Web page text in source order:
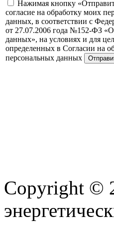
Нажимая кнопку
согласие на обработку моих
данных, в соответствии с
от 27.07.2006 года №152-ФЗ
данных», на условиях и для
определенных в Согласии на
персональных данных
Copyright ©